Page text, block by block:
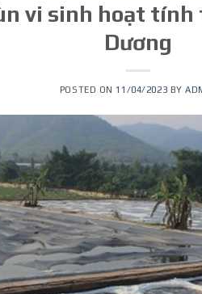
vi sinh hoạt tính
Dương
POSTED ON 11/04/2023 BY